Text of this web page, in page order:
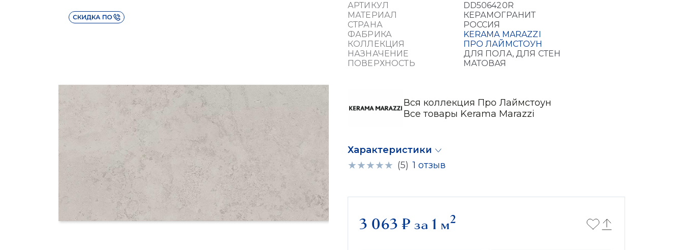
АРТИКУЛ
DD506420R
МАТЕРИАЛ
КЕРАМОГРАНИТ
СТРАНА
РОССИЯ
ФАБРИКА
KERAMA MARAZZI
КОЛЛЕКЦИЯ
ПРО ЛАЙМСТОУН
НАЗНАЧЕНИЕ
ДЛЯ ПОЛА, ДЛЯ СТЕН
ПОВЕРХНОСТЬ
МАТОВАЯ
Вся коллекция Про Лаймстоун
Все товары Kerama Marazzi
Характеристики
(5) 1 отзыв
3 063 ₽ за 1 м2